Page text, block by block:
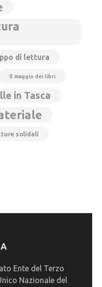
di lettura
Il maggio dei libri
in Tasca
solidali
Ente del Terzo
Nazionale del